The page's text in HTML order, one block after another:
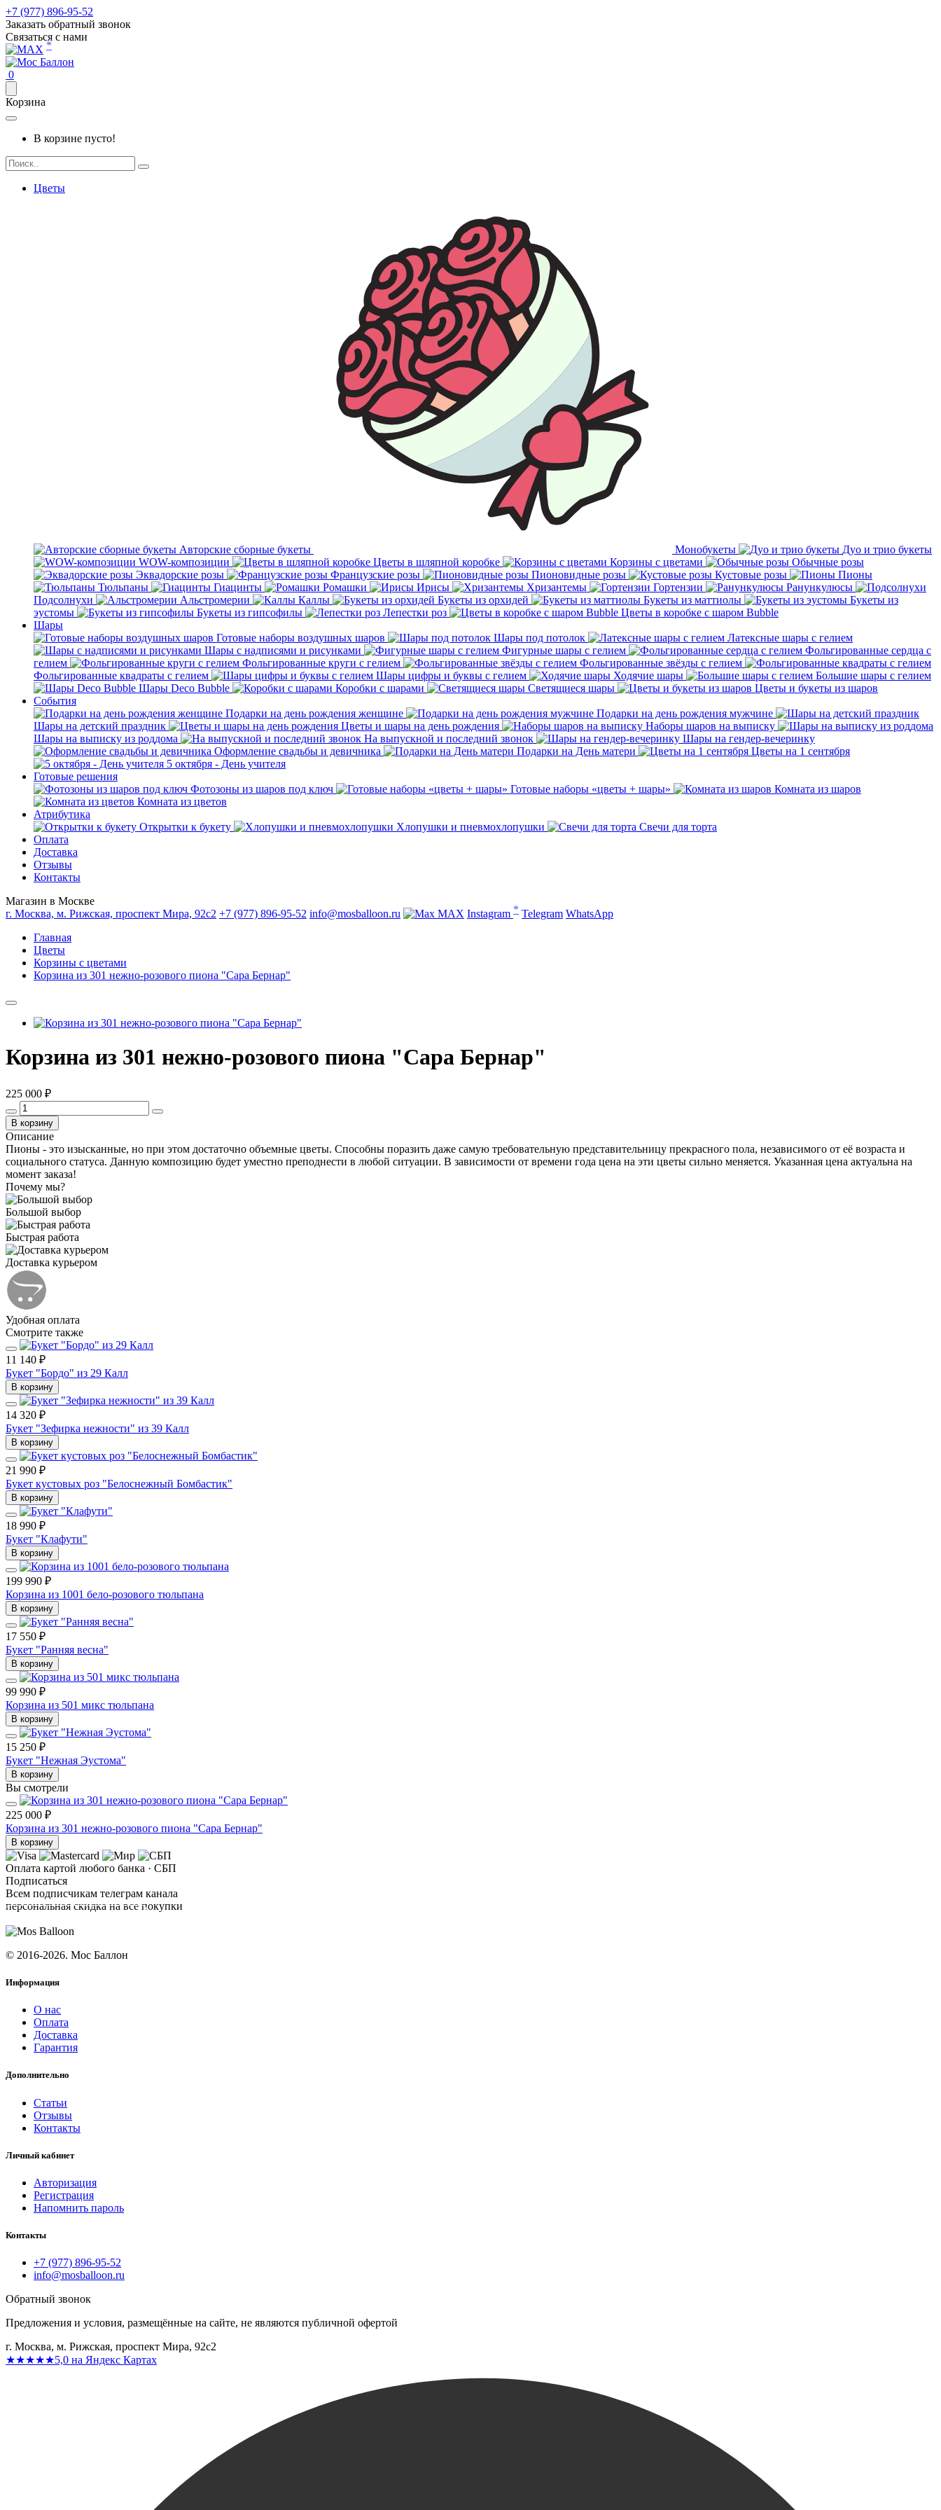
+7 (977) 896-95-52
Заказать обратный звонок
Связаться с нами
*
0
Корзина
В корзине пусто!
Цветы
Авторские сборные букеты Монобукеты
Дуо и трио букеты
WOW-композиции
Цветы в шляпной коробке Корзины с цветами
Обычные розы
Эквадорские розы
Французские розы Пионовидные розы Кустовые розы
Пионы
Тюльпаны
Гиацинты Ромашки Ирисы Хризантемы Гортензии
Ранункулюсы
Подсолнухи
Альстромерии Каллы Букеты из орхидей Букеты из маттиолы
Букеты из
эустомы
Букеты из гипсофилы Лепестки роз
Цветы в коробке с шаром Bubble
Шары
Готовые наборы воздушных шаров
Шары под потолок
Латексные шары с гелием
Шары с надписями и рисунками
Фигурные шары с гелием
Фольгированные сердца с
гелием
Фольгированные круги с гелием
Фольгированные звёзды с гелием
Фольгированные квадраты с гелием
Шары цифры и буквы с гелием Ходячие шары
Большие шары с гелием
Шары Deco Bubble
Коробки с шарами Светящиеся шары
Цветы и букеты из шаров
События
Подарки на день рождения женщине
Подарки на день рождения мужчине
Шары на детский праздник
Цветы и шары на день рождения
Наборы шаров на выписку
Шары на выписку из роддома
На выпускной и последний звонок
Шары на гендер-вечеринку
Оформление свадьбы и девичника
Подарки на День матери
Цветы на 1 сентября
5 октября - День учителя
Готовые решения
Фотозоны из шаров под ключ
Готовые наборы «цветы + шары»
Комната из шаров
Комната из цветов
Атрибутика
Открытки к букету
Хлопушки и пневмохлопушки
Свечи для торта
Оплата
Доставка
Отзывы
Контакты
Магазин в Москве
г. Москва, м. Рижская, проспект Мира, 92с2 +7 (977) 896-95-52 info@mosballoon.ru MAX Instagram * Telegram WhatsApp
Главная
Цветы
Корзины с цветами
Корзина из 301 нежно-розового пиона "Сара Бернар"
Корзина из 301 нежно-розового пиона "Сара Бернар"
225 000 ₽
В корзину
Описание
Пионы - это изысканные, но при этом достаточно объемные цветы. Способны поразить даже самую требовательную представительницу прекрасного пола, независимого от её возраста и
социального статуса. Данную композицию будет уместно преподнести в любой ситуации. В зависимости от времени года цена на эти цветы сильно меняется. Указанная цена актуальна на
момент заказа!
Почему мы?
Большой выбор
Быстрая работа
Доставка курьером
Удобная оплата
Смотрите также
11 140 ₽
Букет "Бордо" из 29 Калл
В корзину
14 320 ₽
Букет "Зефирка нежности" из 39 Калл
В корзину
21 990 ₽
Букет кустовых роз "Белоснежный Бомбастик"
В корзину
18 990 ₽
Букет "Клафути"
В корзину
199 990 ₽
Корзина из 1001 бело-розового тюльпана
В корзину
17 550 ₽
Букет "Ранняя весна"
В корзину
99 990 ₽
Корзина из 501 микс тюльпана
В корзину
15 250 ₽
Букет "Нежная Эустома"
В корзину
Вы смотрели
225 000 ₽
Корзина из 301 нежно-розового пиона "Сара Бернар"
В корзину
Оплата картой любого банка · СБП
Подписаться
Всем подписчикам телеграм канала
персональная скидка на все покупки
© 2016-2026. Мос Баллон
Информация
О нас
Оплата
Доставка
Гарантия
Дополнительно
Статьи
Отзывы
Контакты
Личный кабинет
Авторизация
Регистрация
Напомнить пароль
Контакты
+7 (977) 896-95-52
info@mosballoon.ru
Обратный звонок
Предложения и условия, размещённые на сайте, не являются публичной офертой
г. Москва, м. Рижская, проспект Мира, 92с2
★★★★★5,0 на Яндекс Картах